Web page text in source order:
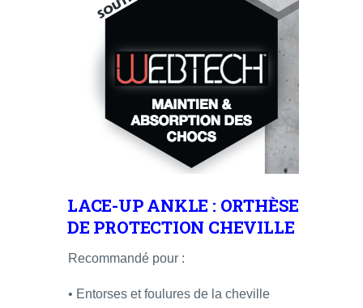
LACE-UP ANKLE : ORTHÈSE
DE PROTECTION CHEVILLE
Recommandé pour :
• Entorses et foulures de la cheville